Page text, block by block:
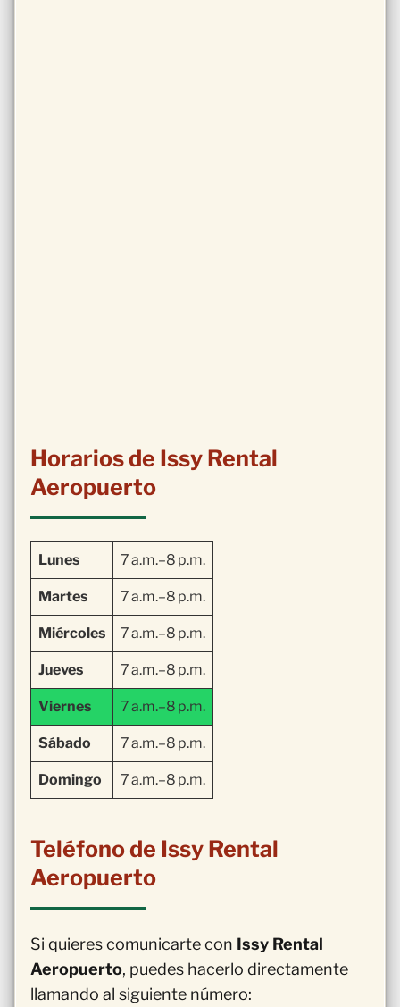
Horarios de Issy Rental
Aeropuerto
Lunes 7 a.m.–8 p.m.
Martes 7 a.m.–8 p.m.
Miércoles 7 a.m.–8 p.m.
Jueves 7 a.m.–8 p.m.
Viernes 7 a.m.–8 p.m.
Sábado 7 a.m.–8 p.m.
Domingo 7 a.m.–8 p.m.
Teléfono de Issy Rental
Aeropuerto
Si quieres comunicarte con Issy Rental
Aeropuerto, puedes hacerlo directamente
llamando al siguiente número: